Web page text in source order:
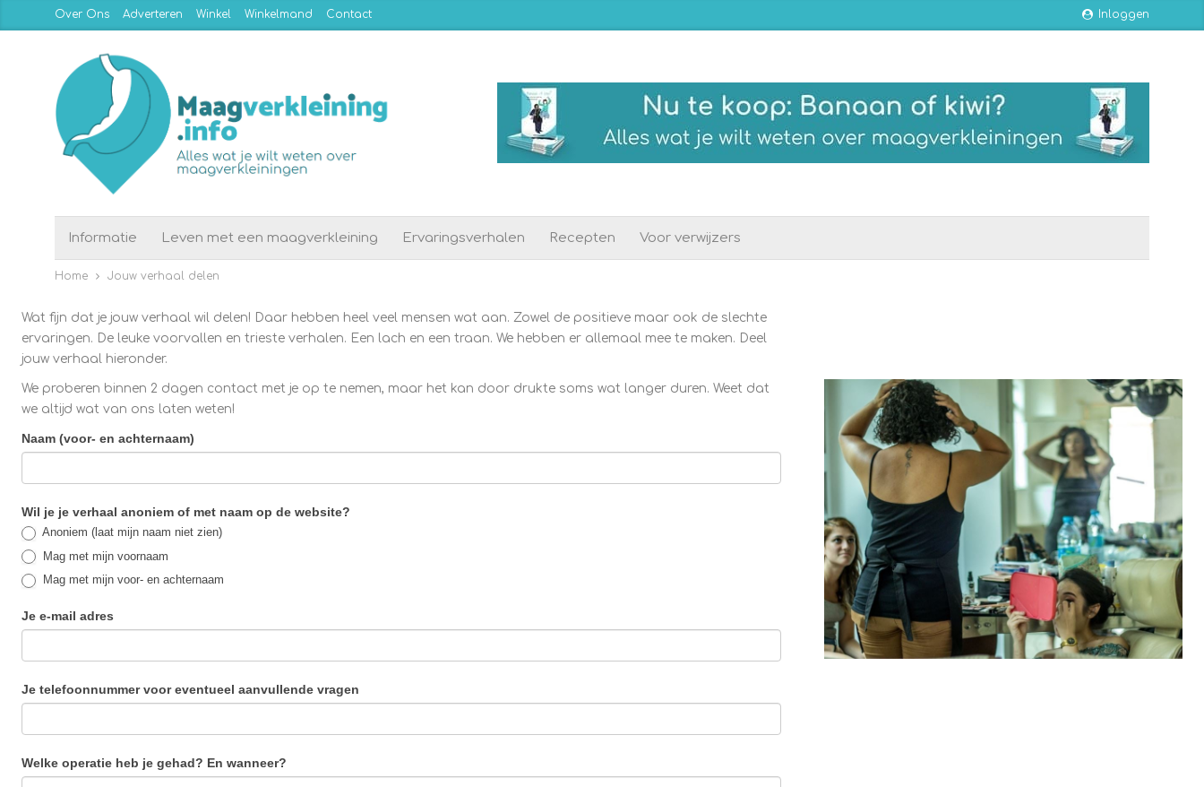
Inloggen
Over Ons Adverteren Winkel Winkelmand Contact
Informatie Leven met een maagverkleining Ervaringsverhalen Recepten Voor verwijzers
Home Jouw verhaal delen
Wat fijn dat je jouw verhaal wil delen! Daar hebben heel veel mensen wat aan. Zowel de positieve maar ook de slechte
ervaringen. De leuke voorvallen en trieste verhalen. Een lach en een traan. We hebben er allemaal mee te maken. Deel
jouw verhaal hieronder.
We proberen binnen 2 dagen contact met je op te nemen, maar het kan door drukte soms wat langer duren. Weet dat
we altijd wat van ons laten weten!
Ervaringsverhalen
Naam (voor- en achternaam)
Wil je je verhaal anoniem of met naam op de website?
Anoniem (laat mijn naam niet zien)
Mag met mijn voornaam
Mag met mijn voor- en achternaam
Je e-mail adres
Je telefoonnummer voor eventueel aanvullende vragen
Welke operatie heb je gehad? En wanneer?